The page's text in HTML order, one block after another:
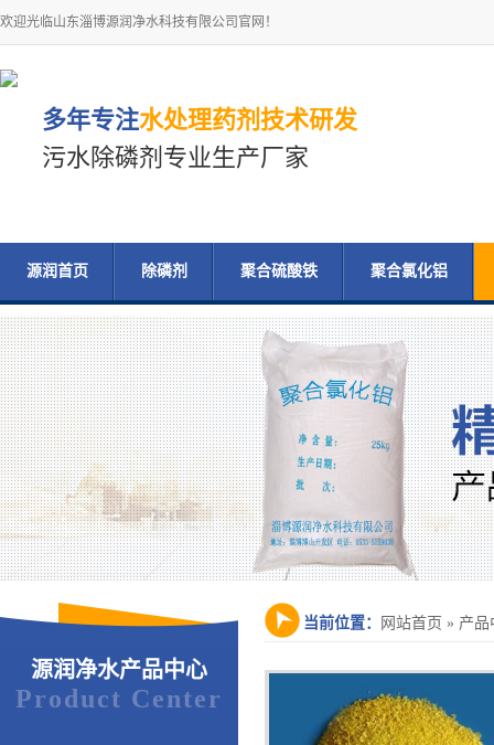
欢迎光临山东淄博源润净水科技有限公司官网！
多年专注水处理药剂技术研发
污水除磷剂专业生产厂家
源润首页 除磷剂 聚合硫酸铁 聚合氯化铝
当前位置： 网站首页 » 产品
源润净水产品中心
Product Center